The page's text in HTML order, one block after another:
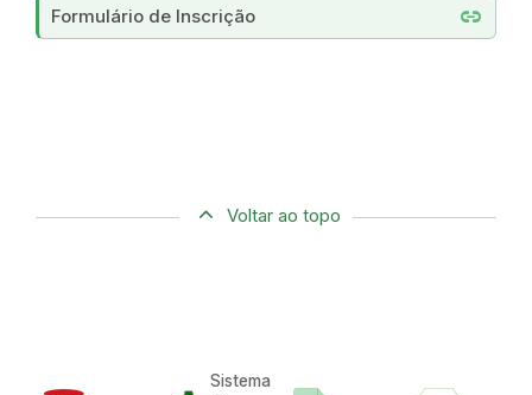
link
Formulário de Inscrição
Voltar ao topo
Sistema